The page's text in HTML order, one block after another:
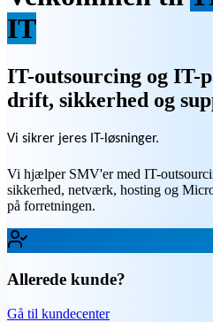
IT
IT-outsourcing og
drift, sikkerhed og
Vi sikrer jeres IT-løsninger.
Vi hjælper SMV'er med IT-
sikkerhed, netværk, hosting og
på forretningen.
Allerede kunde?
Gå til kundecenter